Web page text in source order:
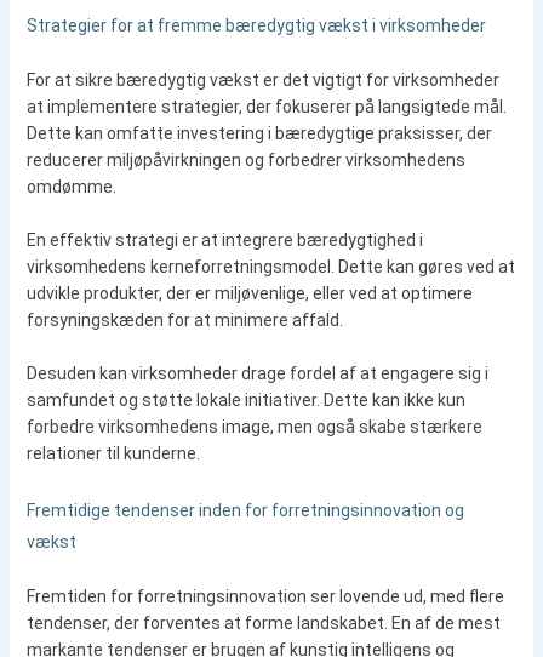
Strategier for at fremme bæredygtig vækst i virksomheder
For at sikre bæredygtig vækst er det vigtigt for virksomheder
at implementere strategier, der fokuserer på langsigtede mål.
Dette kan omfatte investering i bæredygtige praksisser, der
reducerer miljøpåvirkningen og forbedrer virksomhedens
omdømme.
En effektiv strategi er at integrere bæredygtighed i
virksomhedens kerneforretningsmodel. Dette kan gøres ved at
udvikle produkter, der er miljøvenlige, eller ved at optimere
forsyningskæden for at minimere affald.
Desuden kan virksomheder drage fordel af at engagere sig i
samfundet og støtte lokale initiativer. Dette kan ikke kun
forbedre virksomhedens image, men også skabe stærkere
relationer til kunderne.
Fremtidige tendenser inden for forretningsinnovation og
vækst
Fremtiden for forretningsinnovation ser lovende ud, med flere
tendenser, der forventes at forme landskabet. En af de mest
markante tendenser er brugen af kunstig intelligens og